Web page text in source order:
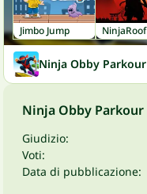
Jimbo Jump NinjaRoof
Ninja Obby Parkour
Ninja Obby Parkour
Giudizio:
Voti:
Data di pubblicazione: